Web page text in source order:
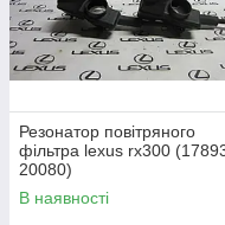
Резонатор повітряного
фільтра lexus rx300
20080)
В наявності